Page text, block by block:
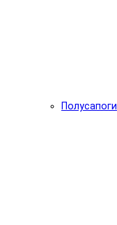
Полусапоги